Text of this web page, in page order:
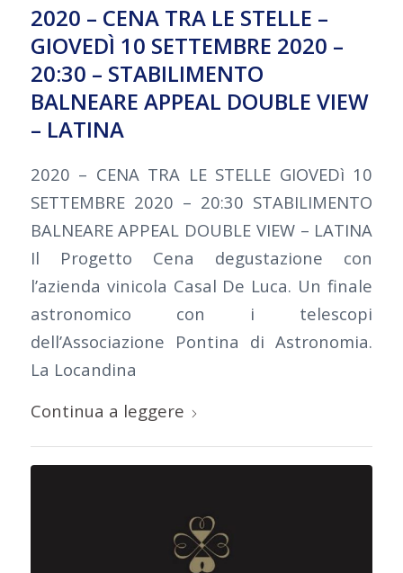
2020 – CENA TRA LE STELLE –
GIOVEDÌ 10 SETTEMBRE 2020 –
20:30 – STABILIMENTO
BALNEARE APPEAL DOUBLE VIEW
– LATINA
2020 – CENA TRA LE STELLE GIOVEDì 10
SETTEMBRE 2020 – 20:30 STABILIMENTO
BALNEARE APPEAL DOUBLE VIEW – LATINA
Il Progetto Cena degustazione con
l’azienda vinicola Casal De Luca. Un finale
astronomico con i telescopi
dell’Associazione Pontina di Astronomia.
La Locandina
Continua a leggere